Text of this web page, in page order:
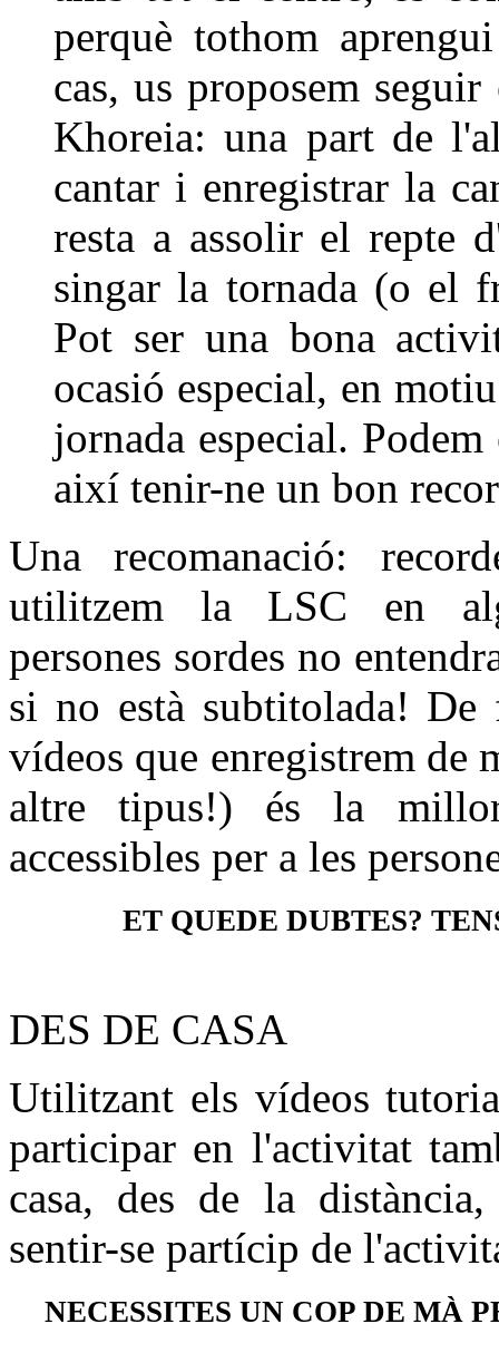
perquè tothom
cas, us proposem
Khoreia: una part de
cantar i enregistrar la
resta a assolir el repte
singar la tornada (o el
Pot ser una bona
ocasió especial, en
jornada especial.
així tenir-ne un bon
Una recomanació:
utilitzem la LSC en
persones sordes no
si no està subtitolada!
vídeos que enregistrem de
altre tipus!) és la
accessibles per a les
ET QUEDE DUBTES?
DES DE CASA
Utilitzant els vídeos
participar en l'activitat
casa, des de la
sentir-se partícip de
NECESSITES UN COP DE MÀ